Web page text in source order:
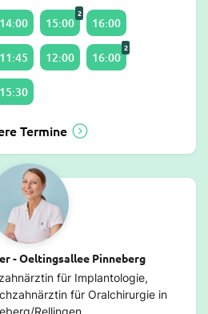
14:00 15:00
2
16:00
11:45 12:00 16:00
2
15:30
Termine
- Oeltingsallee Pinneberg
für Implantologie,
für Oralchirurgie in
Rellingen